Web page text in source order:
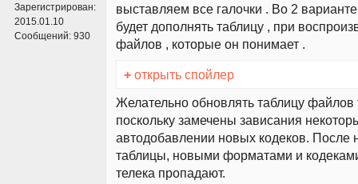
Зарегистрирован:
2015.01.10
Сообщений: 930
выставляем все галочки . Во 2
будет дополнять таблицу , при
файлов , которые он понимает .
+ открыть спойлер
Желательно обновлять таблицу файлов
поскольку замечены зависания
автодобавлении новых кодеков. После
таблицы, новыми форматами и
телека пропадают.